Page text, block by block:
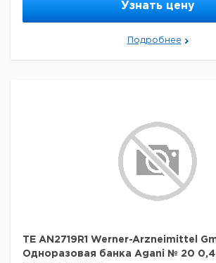
Узнать цену
Подробнее
TE AN2719R1 Werner-Arzneimittel
Одноразовая банка Agani № 20